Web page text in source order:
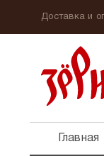
Доставка и
Главная